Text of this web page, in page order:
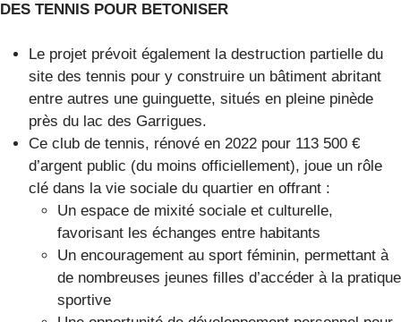
DES TENNIS POUR BETONISER
Le projet prévoit également la destruction partielle du
site des tennis pour y construire un bâtiment abritant
entre autres une guinguette, situés en pleine pinède
près du lac des Garrigues.
Ce club de tennis, rénové en 2022 pour 113 500 €
d’argent public (du moins officiellement), joue un rôle
clé dans la vie sociale du quartier en offrant :
Un espace de mixité sociale et culturelle,
favorisant les échanges entre habitants
Un encouragement au sport féminin, permettant à
de nombreuses jeunes filles d’accéder à la pratique
sportive